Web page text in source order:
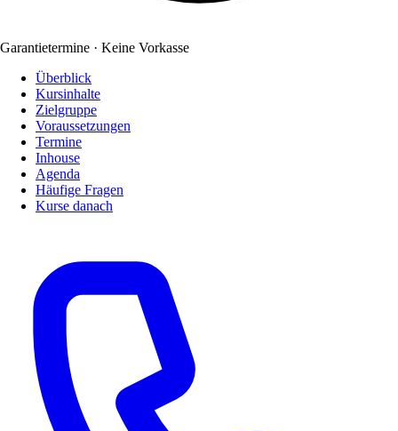
Garantietermine · Keine Vorkasse
Überblick
Kursinhalte
Zielgruppe
Voraussetzungen
Termine
Inhouse
Agenda
Häufige Fragen
Kurse danach